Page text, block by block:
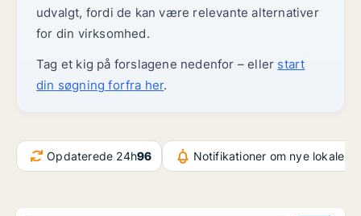
udvalgt, fordi de kan være relevante alternativer
for din virksomhed.
Tag et kig på forslagene nedenfor – eller start
din søgning forfra her.
Opdaterede 24h96 Notifikationer om nye lokaler